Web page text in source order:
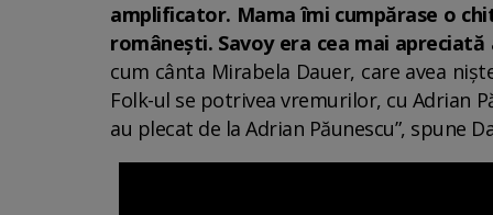
amplificator. Mama îmi cumpărase o
românești. Savoy era cea mai
cum cânta Mirabela Dauer, care avea
Folk-ul se potrivea vremurilor, cu Adrian
au plecat de la Adrian Păunescu”, spune